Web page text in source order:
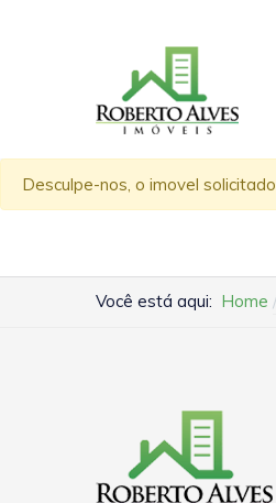
Desculpe-nos, o imovel
Você está aqui: Home